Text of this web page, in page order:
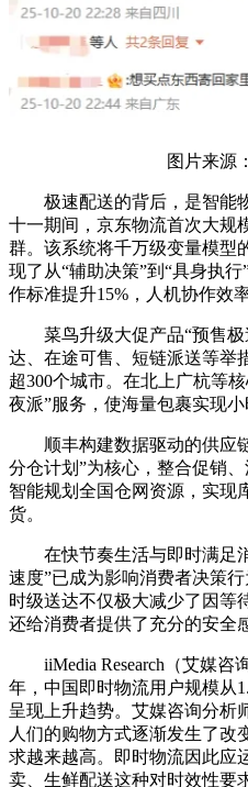
图片来源
极速配送的背后，是智能物
十一期间，京东物流首次大规
群。该系统将千万级变量模型
现了从“辅助决策”到“具身执
作标准提升15%，人机协作效率
菜鸟升级大促产品“预售极
达、在途可售、短链派送等举
超300个城市。在北上广杭等
夜派”服务，使海量包裹实现小
顺丰构建数据驱动的供应链
分仓计划”为核心，整合促销
智能规划全国仓网资源，实现
货。
在快节奏生活与即时满足
速度”已成为影响消费者决策
时级送达不仅极大减少了因等
还给消费者提供了充分的安全
iiMedia Research（艾媒咨
年，中国即时物流用户规模从
呈现上升趋势。艾媒咨询分析
人们的购物方式逐渐发生了改
求越来越高。即时物流因此应
卖、生鲜配送这种对时效性要